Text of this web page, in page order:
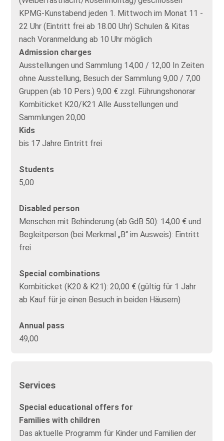
KPMG-Kunstabend jeden 1. Mittwoch im Monat 11 -
22 Uhr (Eintritt frei ab 18.00 Uhr) Schulen & Kitas
nach Voranmeldung ab 10 Uhr möglich
Admission charges
Ausstellungen und Sammlung 14,00 / 12,00 In Zeiten
ohne Ausstellung, Besuch der Sammlung 9,00 / 7,00
Gruppen (ab 10 Pers.) 9,00 € zzgl. Führungshonorar
Kombiticket K20/K21 Alle Ausstellungen und
Sammlungen 20,00
Kids
bis 17 Jahre Eintritt frei
Students
5,00
Disabled person
Menschen mit Behinderung (ab GdB 50): 14,00 € und
Begleitperson (bei Merkmal „B“ im Ausweis): Eintritt
frei
Special combinations
Kombiticket (K20 & K21): 20,00 € (gültig für 1 Jahr
ab Kauf für je einen Besuch in beiden Häusern)
Annual pass
49,00
Services
Special educational offers for
Families with children
Das aktuelle Programm für Kinder und Familien der